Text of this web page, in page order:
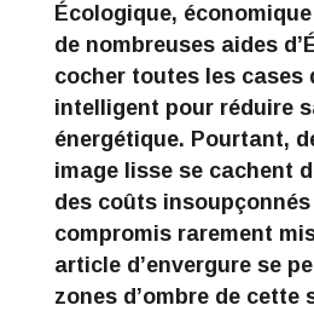
Écologique,
de nombreuses aides
cocher toutes les cases
intelligent pour réduire
énergétique. Pourtant,
image lisse se cachent
des coûts
compromis rarement
article d’envergure se
zones d’ombre de cette